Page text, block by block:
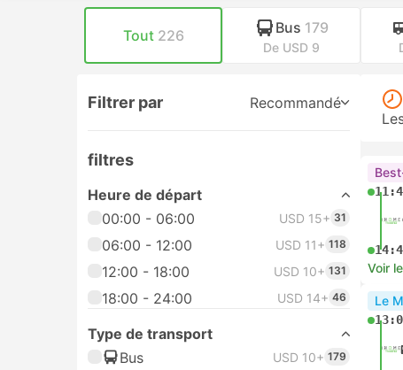
Tout 226 Bus 179
De USD 9
Filtrer par Recommandé
filtres
Heure de départ
00:00 - 06:00
USD 15+ 31
06:00 - 12:00 USD 11+ 118
12:00 - 18:00 USD 10+ 131
18:00 - 24:00 USD 14+ 46
Type de transport
Bus
USD 10+ 179
Voir
Le